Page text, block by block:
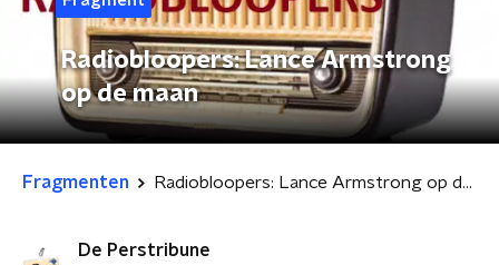
Radiobloopers: Lance Armstrong
op de maan
Fragmenten Radiobloopers: Lance Armstrong op de maan
De Perstribune